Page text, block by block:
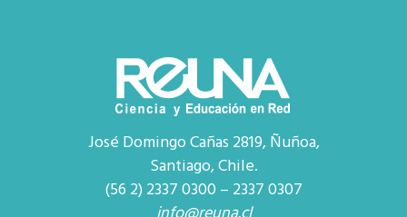
José Domingo Cañas 2819, Ñuñoa,
Santiago, Chile.
(56 2) 2337 0300 – 2337 0307